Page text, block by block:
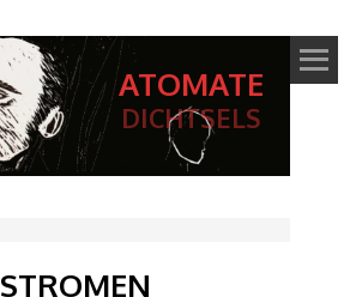
ATOMATE
DICHTSELS
STROMEN